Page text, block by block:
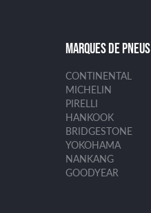
MARQUES DE PNEUS
CONTINENTAL
MICHELIN
PIRELLI
HANKOOK
BRIDGESTONE
YOKOHAMA
NANKANG
GOODYEAR